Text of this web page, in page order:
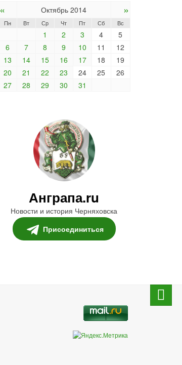
« Октябрь 2014 »
Пн Вт Ср Чт Пт Сб Вс
1 2 3 4
5
6
7 8 9 10 11
12
13
14 15 16 17 18
19
20
21 22 23 24 25
26
27
28 29 30 31
Анграпа.ru
Новости и история Черняховска
Присоединиться